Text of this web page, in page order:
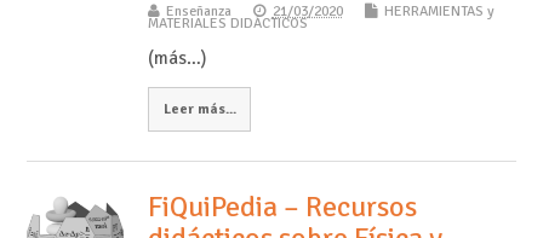
Enseñanza 21/03/2020 HERRAMIENTAS y
MATERIALES DIDÁCTICOS
(más…)
Leer más...
FiQuiPedia – Recursos